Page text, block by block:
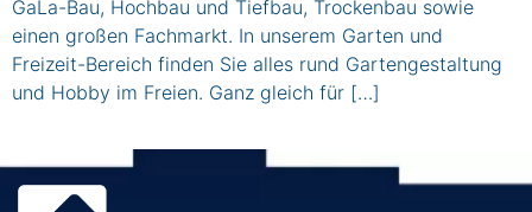
GaLa-Bau, Hochbau und Tiefbau, Trockenbau sowie
einen großen Fachmarkt. In unserem Garten und
Freizeit-Bereich finden Sie alles rund Gartengestaltung
und Hobby im Freien. Ganz gleich für […]